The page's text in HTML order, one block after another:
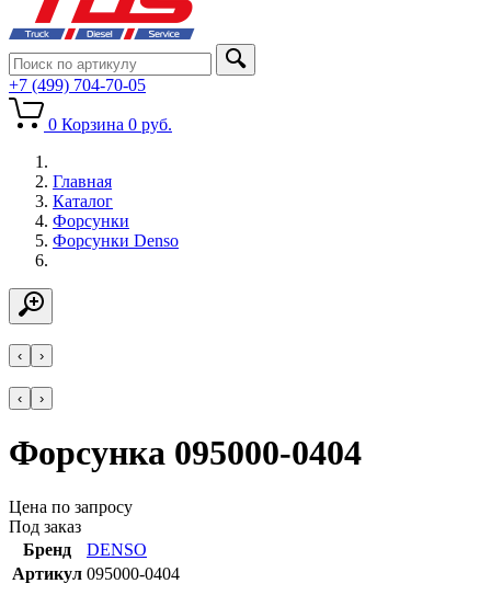
+7 (499) 704-70-05
0 Корзина 0 руб.
Главная
Каталог
Форсунки
Форсунки Denso
‹ ›
‹ ›
Форсунка 095000-0404
Цена по запросу
Под заказ
Бренд
DENSO
Артикул 095000-0404